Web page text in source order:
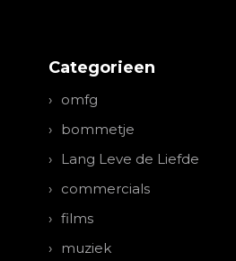
Categorieen
omfg
bommetje
Lang Leve de Liefde
commercials
films
muziek